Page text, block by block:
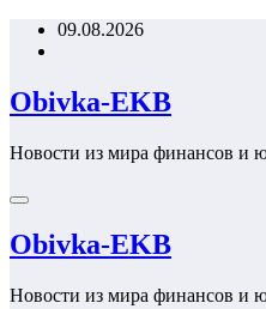
Перейти09.08.2026
Obivka-EKB
Новости из мира финансов и
Obivka-EKB
Новости из мира финансов и